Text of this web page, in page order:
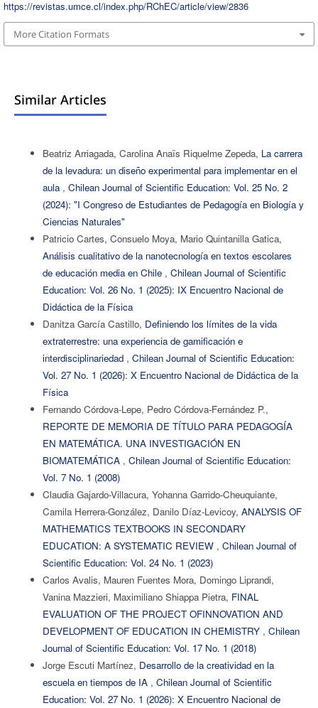
https://revistas.umce.cl/index.php/RChEC/article/view/2836
More Citation Formats
Similar Articles
Beatriz Arriagada, Carolina Anaïs Riquelme Zepeda, La carrera
de la levadura: un diseño experimental para implementar en el
aula , Chilean Journal of Scientific Education: Vol. 25 No. 2
(2024): "I Congreso de Estudiantes de Pedagogía en Biología y
Ciencias Naturales"
Patricio Cartes, Consuelo Moya, Mario Quintanilla Gatica,
Análisis cualitativo de la nanotecnología en textos escolares
de educación media en Chile , Chilean Journal of Scientific
Education: Vol. 26 No. 1 (2025): IX Encuentro Nacional de
Didáctica de la Física
Danitza García Castillo, Definiendo los límites de la vida
extraterrestre: una experiencia de gamificación e
interdisciplinariedad , Chilean Journal of Scientific Education:
Vol. 27 No. 1 (2026): X Encuentro Nacional de Didáctica de la
Física
Fernando Córdova-Lepe, Pedro Córdova-Fernández P.,
REPORTE DE MEMORIA DE TÍTULO PARA PEDAGOGÍA
EN MATEMÁTICA. UNA INVESTIGACIÓN EN
BIOMATEMÁTICA , Chilean Journal of Scientific Education:
Vol. 7 No. 1 (2008)
Claudia Gajardo-Villacura, Yohanna Garrido-Cheuquiante,
Camila Herrera-González, Danilo Díaz-Levicoy, ANALYSIS OF
MATHEMATICS TEXTBOOKS IN SECONDARY
EDUCATION: A SYSTEMATIC REVIEW , Chilean Journal of
Scientific Education: Vol. 24 No. 1 (2023)
Carlos Avalis, Mauren Fuentes Mora, Domingo Liprandi,
Vanina Mazzieri, Maximiliano Shiappa Pietra, FINAL
EVALUATION OF THE PROJECT OFINNOVATION AND
DEVELOPMENT OF EDUCATION IN CHEMISTRY , Chilean
Journal of Scientific Education: Vol. 17 No. 1 (2018)
Jorge Escuti Martínez, Desarrollo de la creatividad en la
escuela en tiempos de IA , Chilean Journal of Scientific
Education: Vol. 27 No. 1 (2026): X Encuentro Nacional de